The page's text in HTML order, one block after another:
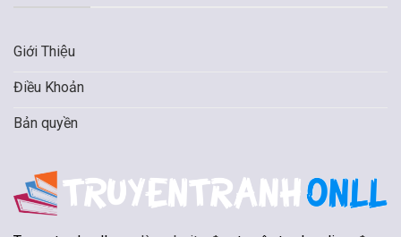
Giới Thiệu
Điều Khoản
Bản quyền